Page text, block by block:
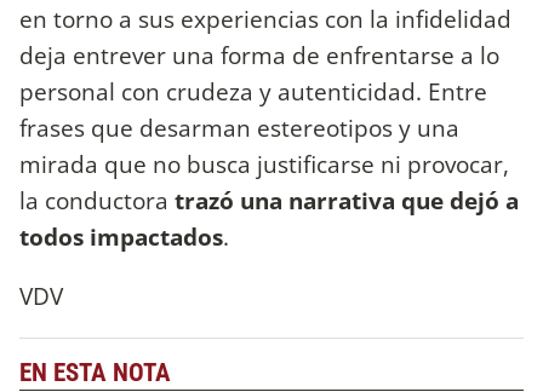
en torno a sus experiencias con la infidelidad
deja entrever una forma de enfrentarse a lo
personal con crudeza y autenticidad. Entre
frases que desarman estereotipos y una
mirada que no busca justificarse ni provocar,
la conductora trazó una narrativa que dejó a
todos impactados.
VDV
EN ESTA NOTA